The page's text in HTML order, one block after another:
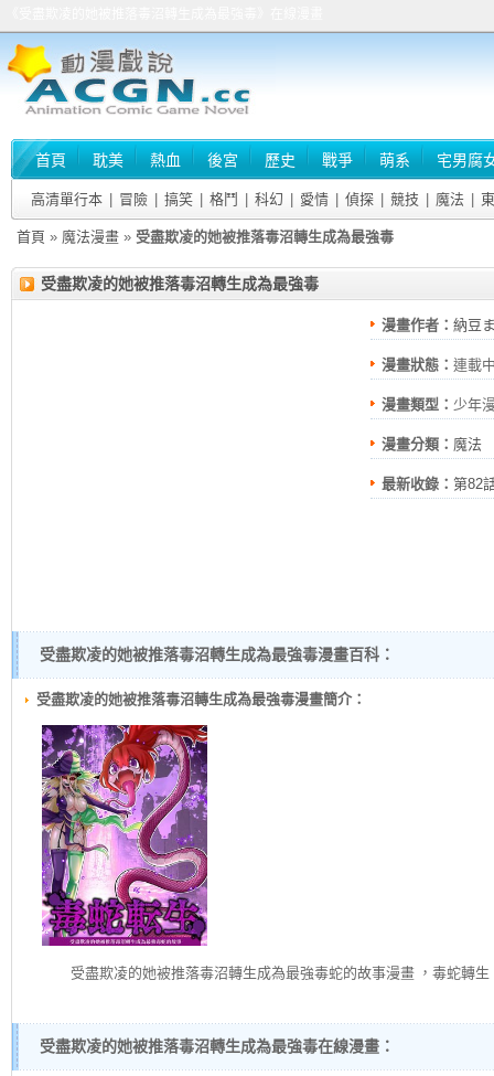
首頁 耽美 熱血 後宮 歷史 戰爭 萌系 宅男腐
高清單行本 冒險 搞笑 格鬥 科幻 愛情 偵探 競技 魔法
首頁 » 魔法漫畫 » 受盡欺凌的她被推落毒沼轉生成為最強毒
受盡欺凌的她被推落毒沼轉生成為最強毒
漫畫作者： 納豆
漫畫狀態： 連載
漫畫類型： 少年
漫畫分類： 魔法
最新收錄： 第82
受盡欺凌的她被推落毒沼轉生成為最強毒漫畫百科：
受盡欺凌的她被推落毒沼轉生成為最強毒漫畫簡介：
受盡欺凌的她被推落毒沼轉生成為最強毒蛇的故事漫畫 ，毒蛇轉生
受盡欺凌的她被推落毒沼轉生成為最強毒在線漫畫：